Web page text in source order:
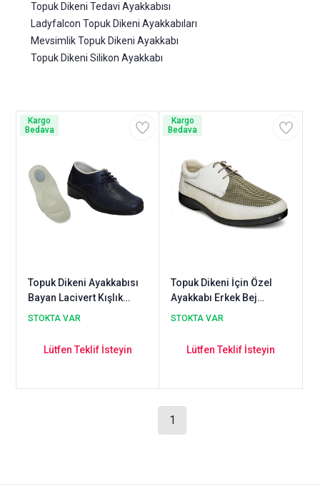
Topuk Dikeni Tedavi Ayakkabısı
Ladyfalcon Topuk Dikeni Ayakkabıları
Mevsimlik Topuk Dikeni Ayakkabı
Topuk Dikeni Silikon Ayakkabı
Topuk Dikeni Ayakkabısı
Bayan Lacivert Kışlık
Model EPTA02L
STOKTA VAR
Lütfen Teklif İsteyin
Kargo
Bedava
Topuk Dikeni İçin Özel
Ayakkabı Erkek Bej
EPTYA52J
STOKTA VAR
Lütfen Teklif İsteyin
Kargo
Bedava
1